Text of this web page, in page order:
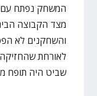
המשחק נפתח עם
מצד הקבוצה
והשחקנים לא
לאורחת שהחזיקה
שביט היה תופח